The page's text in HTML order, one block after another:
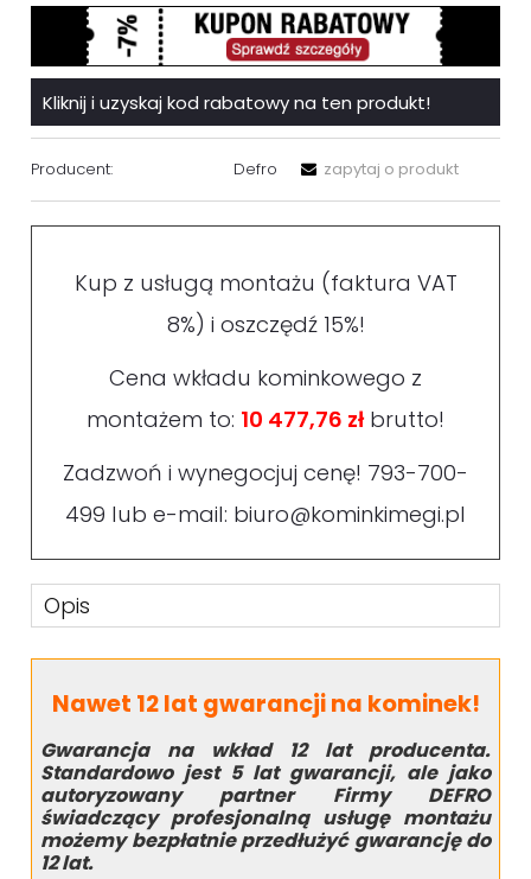
Kliknij i uzyskaj kod rabatowy na ten produkt!
Producent: Defro zapytaj o produkt
Kup z usługą montażu (faktura VAT
8%) i oszczędź 15%!
Cena wkładu kominkowego z
montażem to: 10 477,76 złbrutto!
Zadzwoń i wynegocjuj cenę! 793-700-
499 lub e-mail: biuro@kominkimegi.pl
Opis
Nawet 12 lat gwarancji na kominek!
Gwarancja na wkład 12 lat producenta.
Standardowo jest 5 lat gwarancji, ale jako
autoryzowany partner Firmy DEFRO
świadczący profesjonalną usługę montażu
możemy bezpłatnie przedłużyć gwarancję do
12 lat.